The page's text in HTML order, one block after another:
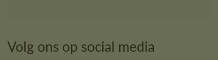
Volg ons op social media